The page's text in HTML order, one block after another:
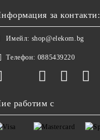
за контакти:
Имейл: shop@elekom.bg
Телефон: 0885439220
работим с